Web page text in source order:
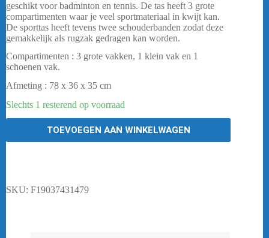
was:
€ 149,95.
is:
€ 119,95.
geschikt voor badminton en tennis. De tas heeft 3 grote
compartimenten waar je veel sportmateriaal in kwijt kan.
De sporttas heeft tevens twee schouderbanden zodat deze
gemakkelijk als rugzak gedragen kan worden.
Compartimenten : 3 grote vakken, 1 klein vak en 1
schoenen vak.
Afmeting : 78 x 36 x 35 cm
Slechts 1 resterend op voorraad
TOEVOEGEN AAN WINKELWAGEN
SKU: F19037431479